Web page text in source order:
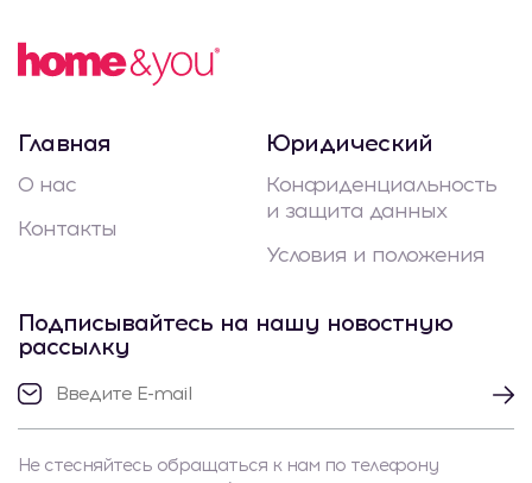
Главная
О нас
Контакты
Юридический
Конфиденциальность
и защита данных
Условия и положения
Подписывайтесь на нашу новостную
рассылку
Не стесняйтесь обращаться к нам по телефону